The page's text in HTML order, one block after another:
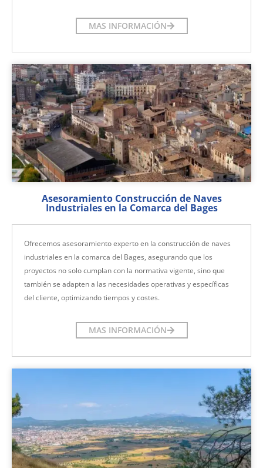
MAS INFORMACIÓN
Asesoramiento Construcción de Naves
Industriales en la Comarca del Bages
Ofrecemos asesoramiento experto en la construcción de naves
industriales en la comarca del Bages, asegurando que los
proyectos no solo cumplan con la normativa vigente, sino que
también se adapten a las necesidades operativas y específicas
del cliente, optimizando tiempos y costes.
MAS INFORMACIÓN